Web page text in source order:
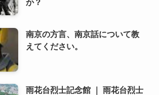
か？
南京の方言、南京話について教
えてください。
雨花台烈士記念館 ｜ 雨花台烈士